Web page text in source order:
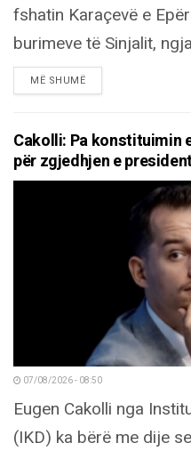
fshatin Karaçevë e
burimeve të Sinjalit,
MË SHUMËDETAILS
Cakolli: Pa konstituimin
për zgjedhjen e
07/08/2026 - 08:50
Eugen Cakolli nga
(IKD) ka bërë me dije